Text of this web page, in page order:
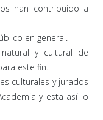
han contribuido a
en general.
y cultural de
este fin.
culturales y jurados
y esta así lo